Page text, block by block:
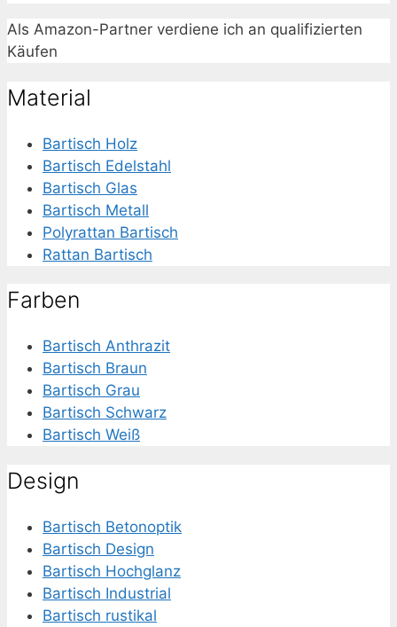
Als Amazon-Partner verdiene ich an qualifizierten
Käufen
Material
Bartisch Holz
Bartisch Edelstahl
Bartisch Glas
Bartisch Metall
Polyrattan Bartisch
Rattan Bartisch
Farben
Bartisch Anthrazit
Bartisch Braun
Bartisch Grau
Bartisch Schwarz
Bartisch Weiß
Design
Bartisch Betonoptik
Bartisch Design
Bartisch Hochglanz
Bartisch Industrial
Bartisch rustikal